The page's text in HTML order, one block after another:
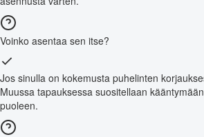
Voinko asentaa sen itse?
Jos sinulla on kokemusta puhelinten
Muussa tapauksessa suositellaan
puoleen.